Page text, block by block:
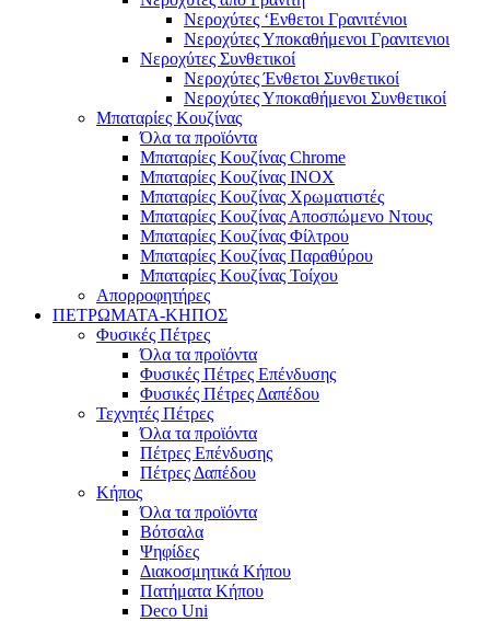
Νεροχύτες ‘Ενθετοι Γρανιτένιοι
Νεροχύτες Υποκαθήμενοι Γρανιτενιοι
Νεροχύτες Συνθετικοί
Νεροχύτες Ένθετοι Συνθετικοί
Νεροχύτες Υποκαθήμενοι Συνθετικοί
Μπαταρίες Κουζίνας
Όλα τα προϊόντα
Μπαταρίες Κουζίνας Chrome
Μπαταρίες Κουζίνας INOX
Μπαταρίες Κουζίνας Χρωματιστές
Μπαταρίες Κουζίνας Αποσπώμενο Ντους
Μπαταρίες Κουζίνας Φίλτρου
Μπαταρίες Κουζίνας Παραθύρου
Μπαταρίες Κουζίνας Τοίχου
Απορροφητήρες
ΠΕΤΡΩΜΑΤΑ-ΚΗΠΟΣ
Φυσικές Πέτρες
Όλα τα προϊόντα
Φυσικές Πέτρες Επένδυσης
Φυσικές Πέτρες Δαπέδου
Τεχνητές Πέτρες
Όλα τα προϊόντα
Πέτρες Επένδυσης
Πέτρες Δαπέδου
Κήπος
Όλα τα προϊόντα
Βότσαλα
Ψηφίδες
Διακοσμητικά Κήπου
Πατήματα Κήπου
Deco Uni